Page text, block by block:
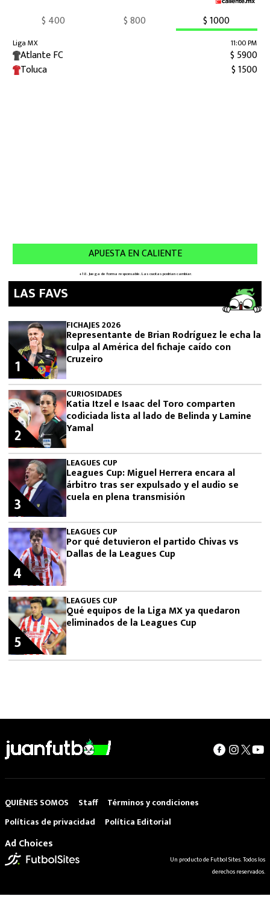
LAS FAVS
FICHAJES 2026
Representante de Brian Rodríguez le echa la
culpa al América del fichaje caído con
Cruzeiro
1
CURIOSIDADES
Katia Itzel e Isaac del Toro comparten
codiciada lista al lado de Belinda y Lamine
Yamal
2
LEAGUES CUP
Leagues Cup: Miguel Herrera encara al
árbitro tras ser expulsado y el audio se
cuela en plena transmisión
3
LEAGUES CUP
Por qué detuvieron el partido Chivas vs
Dallas de la Leagues Cup
4
LEAGUES CUP
Qué equipos de la Liga MX ya quedaron
eliminados de la Leagues Cup
5
QUIÉNES SOMOS Staff
Términos y condiciones
Políticas de privacidad
Política Editorial
Ad Choices
Un producto de Futbol Sites. Todos los
derechos reservados.